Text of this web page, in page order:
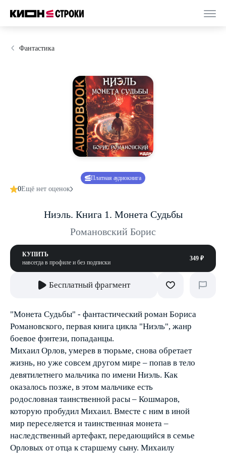
Фантастика
Платная аудиокнига
0Ещё нет оценок
Ниэль. Книга 1. Монета Судьбы
Романовский Борис
КУПИТЬ
навсегда в профиле и без подписки
349 ₽
Бесплатный фрагмент
"Монета Судьбы" - фантастический роман Бориса
Романовского, первая книга цикла "Ниэль", жанр
боевое фэнтези, попаданцы.
Михаил Орлов, умерев в тюрьме, снова обретает
жизнь, но уже совсем другом мире – попав в тело
девятилетнего мальчика по имени Ниэль. Как
оказалось позже, в этом мальчике есть
родословная таинственной расы – Кошмаров,
которую пробудил Михаил. Вместе с ним в иной
мир переселяется и таинственная монета –
наследственный артефакт, передающийся в семье
Орловых от отца к старшему сыну. Михаилу